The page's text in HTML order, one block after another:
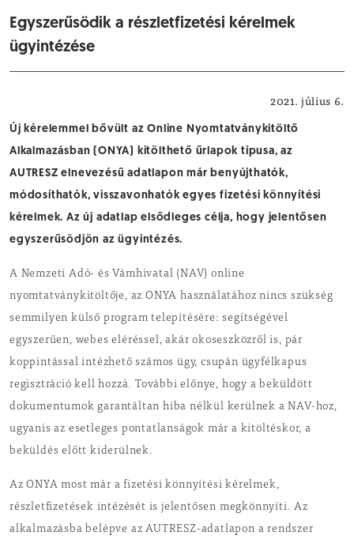
Egyszerűsödik a részletfizetési kérelmek
ügyintézése
2021. július 6.
Új kérelemmel bővült az Online Nyomtatványkitöltő
Alkalmazásban (ONYA) kitölthető űrlapok típusa, az
AUTRESZ elnevezésű adatlapon már benyújthatók,
módosíthatók, visszavonhatók egyes fizetési könnyítési
kérelmek. Az új adatlap elsődleges célja, hogy jelentősen
egyszerűsödjön az ügyintézés.
A Nemzeti Adó- és Vámhivatal (NAV) online
nyomtatványkitöltője, az ONYA használatához nincs szükség
semmilyen külső program telepítésére: segítségével
egyszerűen, webes eléréssel, akár okoseszközről is, pár
koppintással intézhető számos ügy, csupán ügyfélkapus
regisztráció kell hozzá. További előnye, hogy a beküldött
dokumentumok garantáltan hiba nélkül kerülnek a NAV-hoz,
ugyanis az esetleges pontatlanságok már a kitöltéskor, a
beküldés előtt kiderülnek.
Az ONYA most már a fizetési könnyítési kérelmek,
részletfizetések intézését is jelentősen megkönnyíti. Az
alkalmazásba belépve az AUTRESZ-adatlapon a rendszer